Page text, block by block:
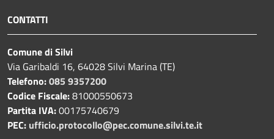
CONTATTI
Comune di Silvi
Via Garibaldi 16, 64028 Silvi Marina (TE)
Telefono:085 9357200
Codice Fiscale:81000550673
Partita IVA:00175740679
PEC: ufficio.protocollo@pec.comune.silvi.te.it